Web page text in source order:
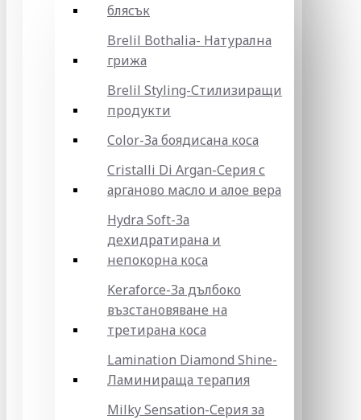
блясък
Brelil Bothalia- Натурална
грижа
Brelil Styling-Стилизиращи
продукти
Color-За боядисана коса
Cristalli Di Argan-Серия с
арганово масло и алое вера
Hydra Soft-За
дехидратирана и
непокорна коса
Keraforce-За дълбоко
възстановяване на
третирана коса
Lamination Diamond Shine-
Ламинираща терапия
Milky Sensation-Серия за